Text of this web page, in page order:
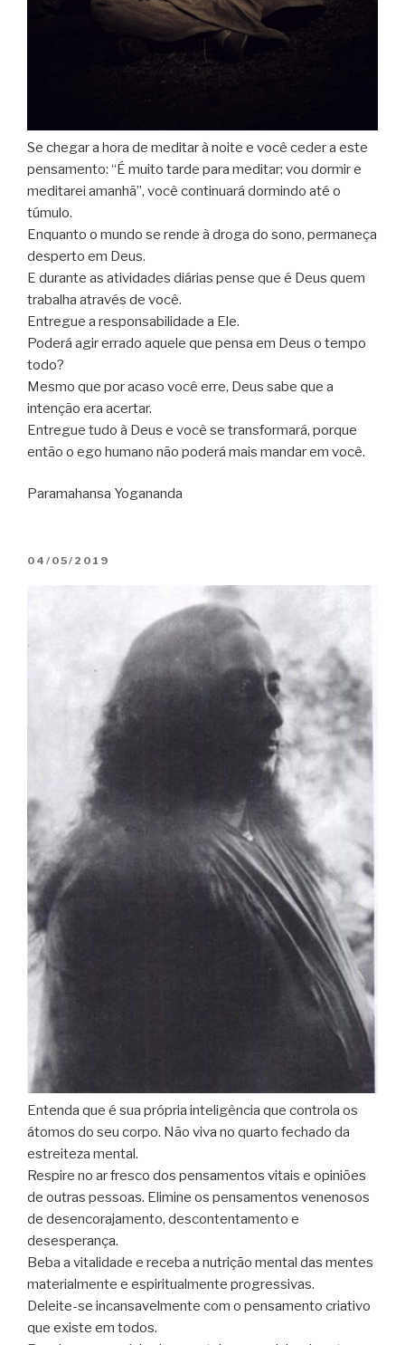
Se chegar a hora de meditar à noite e você ceder a este
pensamento: “É muito tarde para meditar; vou dormir e
meditarei amanhã”, você continuará dormindo até o
túmulo.
Enquanto o mundo se rende à droga do sono, permaneça
desperto em Deus.
E durante as atividades diárias pense que é Deus quem
trabalha através de você.
Entregue a responsabilidade a Ele.
Poderá agir errado aquele que pensa em Deus o tempo
todo?
Mesmo que por acaso você erre, Deus sabe que a
intenção era acertar.
Entregue tudo à Deus e você se transformará, porque
então o ego humano não poderá mais mandar em você.
Paramahansa Yogananda
PUBLICADO
04/05/2019
Entenda que é sua própria inteligência que controla os
átomos do seu corpo. Não viva no quarto fechado da
estreiteza mental.
Respire no ar fresco dos pensamentos vitais e opiniões
de outras pessoas. Elimine os pensamentos venenosos
de desencorajamento, descontentamento e
desesperança.
Beba a vitalidade e receba a nutrição mental das mentes
materialmente e espiritualmente progressivas.
Deleite-se incansavelmente com o pensamento criativo
que existe em todos.